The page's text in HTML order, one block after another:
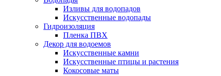
Изливы для водопадов
Искусственные водопады
Гидроизоляция
Пленка ПВХ
Декор для водоемов
Искусственные камни
Искусственные птицы и растения
Кокосовые маты